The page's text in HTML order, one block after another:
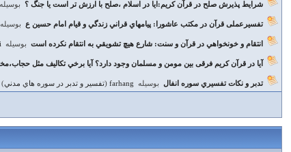
شرايط پذيرش صلح در قرآن كريم:ايا در اسلام ،صلح با ارزش تر است يا جنگ ؟ بوسیله
تفسیرعملی قرآن در مکتب عاشورا: پيامهاي قراني زندگي و قيام امام حسين ع بوسیله
انتقام و خونخواهي در قرآن و سنت: شارع هيچ تشويقي به انتقام نكرده است بوسیله
آیا در قرآن کریم فرقی بین مومن و مسلمان وجود دارد؟ آيا برخي تكاليف مثل
تدبر و نكات تفسيري سوره انفال بوسیله farhang
(تفسير و تدبر در سوره هاي مدني)